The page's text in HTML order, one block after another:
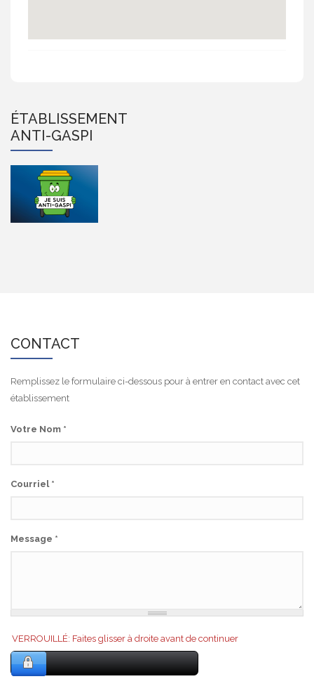
ÉTABLISSEMENT
ANTI-GASPI
CONTACT
Remplissez le formulaire ci-dessous pour à entrer en contact avec cet
établissement
Votre Nom *
Courriel *
Message *
VERROUILLÉ: Faites glisser à droite avant de continuer